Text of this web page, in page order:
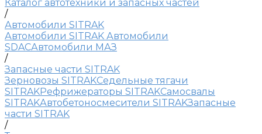
Каталог автотехники и запасных частей
/
Автомобили SITRAK
Автомобили SITRAK Автомобили
SDACАвтомобили МАЗ
/
Запасные части SITRAK
Зерновозы SITRAKСедельные тягачи
SITRAKРефрижераторы SITRAKСамосвалы
SITRAKАвтобетоносмесители SITRAKЗапасные
части SITRAK
/